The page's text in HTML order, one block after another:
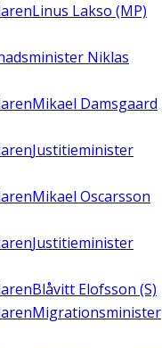
Linus Lakso (MP)
Niklas
Mikael Damsgaard
Justitieminister
Mikael Oscarsson
Justitieminister
Blåvitt Elofsson (S)
Migrationsminister